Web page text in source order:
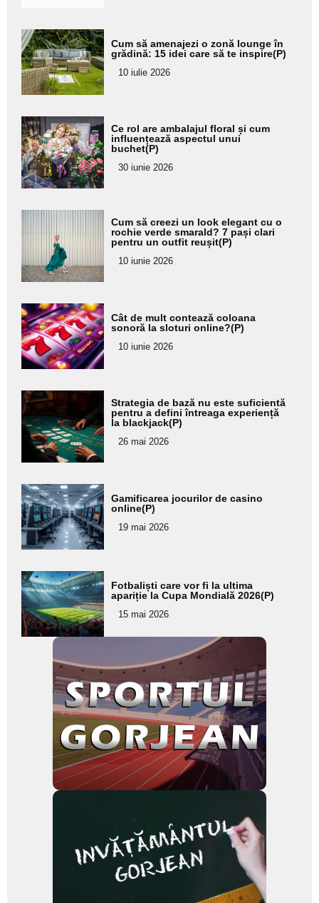
Adaugă
aici textul
pentru
subtitlu
Cum să amenajezi o zonă lounge în
grădină: 15 idei care să te inspire(P)
10 iulie 2026
Adaugă
aici textul
pentru
subtitlu
Ce rol are ambalajul floral și cum
influențează aspectul unui
buchet(P)
30 iunie 2026
Adaugă
aici textul
pentru
subtitlu
Cum să creezi un look elegant cu o
rochie verde smarald? 7 pași clari
pentru un outfit reușit(P)
10 iunie 2026
Adaugă
aici textul
pentru
subtitlu
Cât de mult contează coloana
sonoră la sloturi online?(P)
10 iunie 2026
Adaugă
aici textul
pentru
subtitlu
Strategia de bază nu este suficientă
pentru a defini întreaga experiență
la blackjack(P)
26 mai 2026
Adaugă
aici textul
pentru
subtitlu
Gamificarea jocurilor de casino
online(P)
19 mai 2026
Adaugă
aici textul
pentru
subtitlu
Fotbaliști care vor fi la ultima
apariție la Cupa Mondială 2026(P)
15 mai 2026